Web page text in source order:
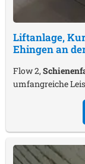
Liftanlage,
Ehingen an
Flow 2,
umfangreiche